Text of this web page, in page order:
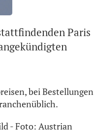
Paris
bei Bestellungen
- Foto: Austrian